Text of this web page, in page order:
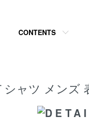
CONTENTS
シャツ メンズ